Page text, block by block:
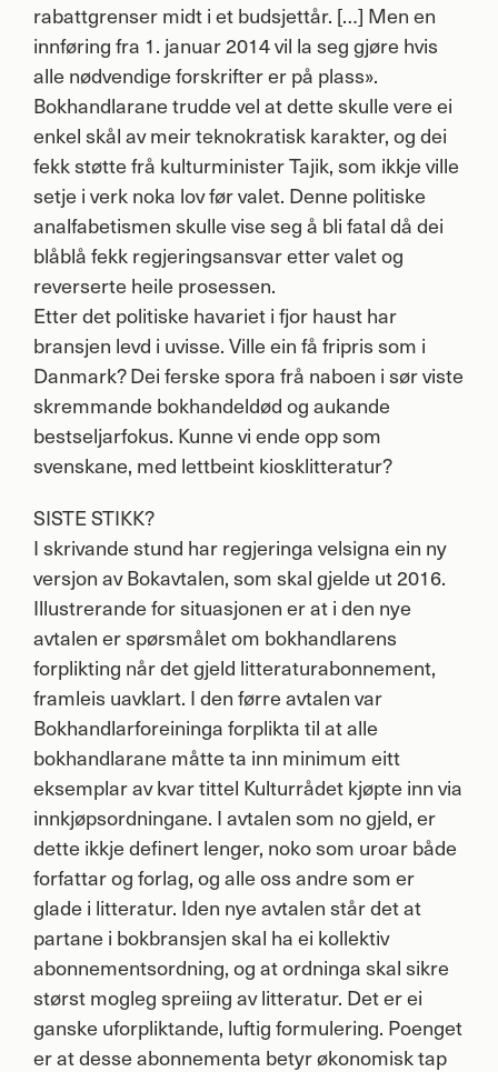
rabattgrenser midt i et budsjettår. […] Men en
innføring fra 1. januar 2014 vil la seg gjøre hvis
alle nødvendige forskrifter er på plass».
Bokhandlarane trudde vel at dette skulle vere ei
enkel skål av meir teknokratisk karakter, og dei
fekk støtte frå kulturminister Tajik, som ikkje ville
setje i verk noka lov før valet. Denne politiske
analfabetismen skulle vise seg å bli fatal då dei
blåblå fekk regjeringsansvar etter valet og
reverserte heile prosessen.
Etter det politiske havariet i fjor haust har
bransjen levd i uvisse. Ville ein få fripris som i
Danmark? Dei ferske spora frå naboen i sør viste
skremmande bokhandeldød og aukande
bestseljarfokus. Kunne vi ende opp som
svenskane, med lettbeint kiosklitteratur?
SISTESTIKK?
I skrivande stund har regjeringa velsigna ein ny
versjon av Bokavtalen, som skal gjelde ut 2016.
Illustrerande for situasjonen er at i den nye
avtalen er spørsmålet om bokhandlarens
forplikting når det gjeld litteraturabonnement,
framleis uavklart. I den førre avtalen var
Bokhandlarforeininga forplikta til at alle
bokhandlarane måtte ta inn minimum eitt
eksemplar av kvar tittel Kulturrådet kjøpte inn via
innkjøpsordningane. I avtalen som no gjeld, er
dette ikkje definert lenger, noko som uroar både
forfattar og forlag, og alle oss andre som er
glade i litteratur. Iden nye avtalen står det at
partane i bokbransjen skal ha ei kollektiv
abonnementsordning, og at ordninga skal sikre
størst mogleg spreiing av litteratur. Det er ei
ganske uforpliktande, luftig formulering. Poenget
er at desse abonnementa betyr økonomisk tap